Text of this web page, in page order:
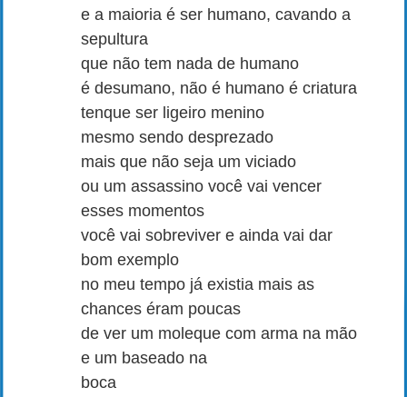
e a maioria é ser humano, cavando a
sepultura
que não tem nada de humano
é desumano, não é humano é criatura
tenque ser ligeiro menino
mesmo sendo desprezado
mais que não seja um viciado
ou um assassino você vai vencer
esses momentos
você vai sobreviver e ainda vai dar
bom exemplo
no meu tempo já existia mais as
chances éram poucas
de ver um moleque com arma na mão
e um baseado na
boca